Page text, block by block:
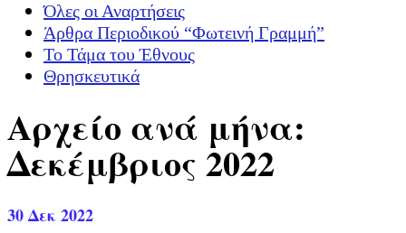
Όλες οι Αναρτήσεις
Άρθρα Περιοδικού “Φωτεινή Γραμμή”
Το Τάμα του Έθνους
Θρησκευτικά
Αρχείο ανά μήνα:
Δεκέμβριος 2022
30Δεκ 2022